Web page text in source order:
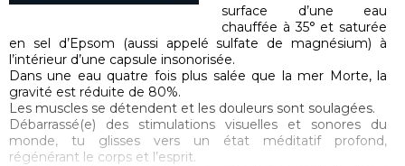
surface d’une eau
chauffée à 35° et saturée
en sel d’Epsom (aussi appelé sulfate de magnésium) à
l’intérieur d’une capsule insonorisée.
Dans une eau quatre fois plus salée que la mer Morte, la
gravité est réduite de 80%.
Les muscles se détendent et les douleurs sont soulagées.
Débarrassé(e) des stimulations visuelles et sonores du
monde, tu glisses vers un état méditatif profond,
régénérant le corps et l’esprit.